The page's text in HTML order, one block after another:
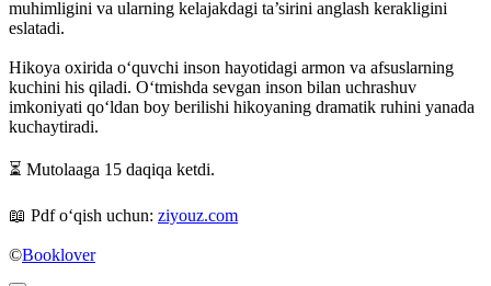
muhimligini va ularning kelajakdagi ta’sirini anglash kerakligini
eslatadi.
Hikoya oxirida o‘quvchi inson hayotidagi armon va afsuslarning
kuchini his qiladi. O‘tmishda sevgan inson bilan uchrashuv
imkoniyati qo‘ldan boy berilishi hikoyaning dramatik ruhini yanada
kuchaytiradi.
⏳ Mutolaaga 15 daqiqa ketdi.
📖 Pdf oʻqish uchun: ziyouz.com
©Booklover